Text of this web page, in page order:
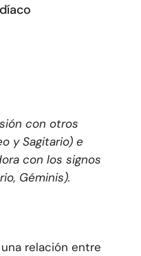
con otros
y Sagitario) e
con los signos
Géminis).
relación entre